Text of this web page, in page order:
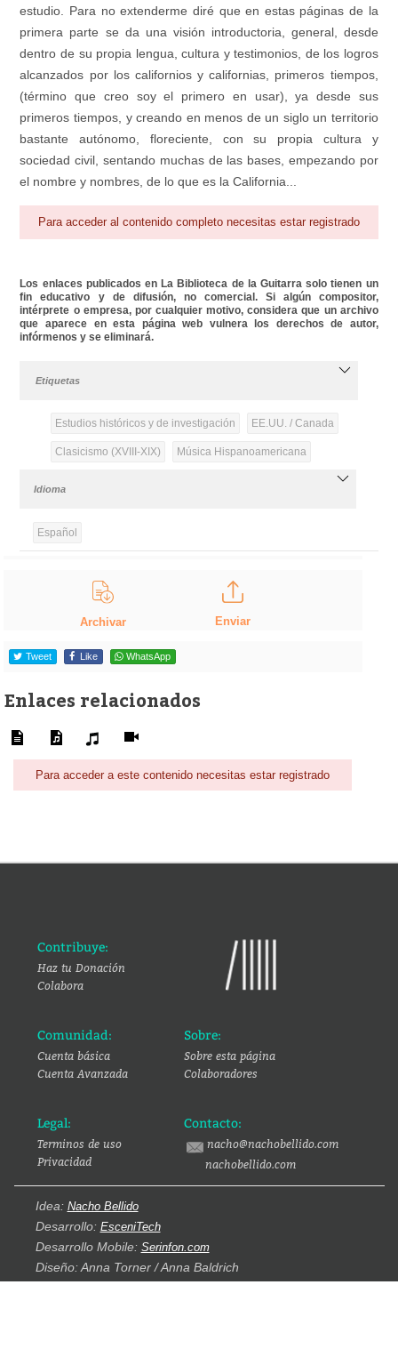
estudio. Para no extenderme diré que en estas páginas de la
primera parte se da una visión introductoria, general, desde
dentro de su propia lengua, cultura y testimonios, de los logros
alcanzados por los californios y californias, primeros tiempos,
(término que creo soy el primero en usar), ya desde sus
primeros tiempos, y creando en menos de un siglo un territorio
bastante autónomo, floreciente, con su propia cultura y
sociedad civil, sentando muchas de las bases, empezando por
el nombre y nombres, de lo que es la California...
Para acceder al contenido completo necesitas estar registrado
Los enlaces publicados en La Biblioteca de la Guitarra solo tienen un
fin educativo y de difusión, no comercial. Si algún compositor,
intérprete o empresa, por cualquier motivo, considera que un archivo
que aparece en esta página web vulnera los derechos de autor,
infórmenos y se eliminará.
Etiquetas
Estudios históricos y de investigación EE.UU. / Canada
Clasicismo (XVIII-XIX) Música Hispanoamericana
Idioma
Español
Archivar Enviar
Tweet Like WhatsApp
Enlaces relacionados
Para acceder a este contenido necesitas estar registrado
Contribuye:
Haz tu Donación
Colabora
Comunidad:
Cuenta básica
Cuenta Avanzada
Sobre:
Sobre esta página
Colaboradores
Legal:
Terminos de uso
Privacidad
Contacto:
nacho@nachobellido.com
nachobellido.com
Idea: Nacho Bellido
Desarrollo: EsceniTech
Desarrollo Mobile: Serinfon.com
Diseño: Anna Torner / Anna Baldrich